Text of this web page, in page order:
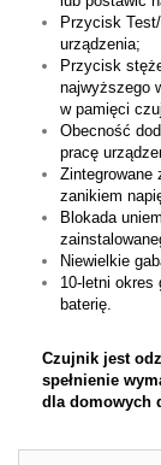
Przycisk
urządzenia;
Przycisk
najwyższego
w pamięci
Obecność
pracę
Zintegrowane
zanikiem
Blokada
Niewielkie
10-letni okres
baterię.
Czujnik jest
spełnienie
dla domowych